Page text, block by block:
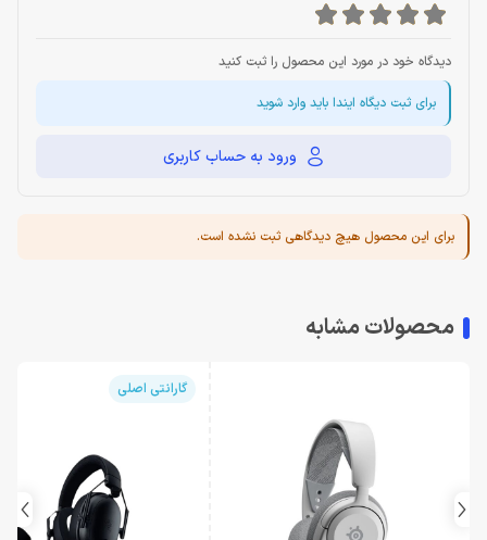
دیدگاه خود در مورد این محصول را ثبت کنید
برای ثبت دیگاه ایندا باید وارد شوید
ورود به حساب کاربری
برای این محصول هیچ دیدگاهی ثبت نشده است.
محصولات مشابه
گارانتی اصلی